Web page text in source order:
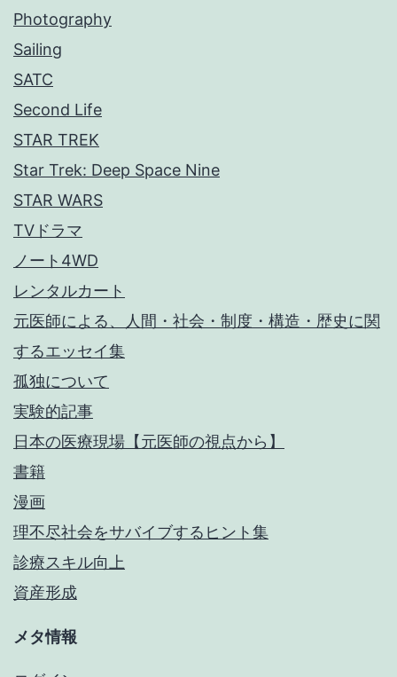
Photography
Sailing
SATC
Second Life
STAR TREK
Star Trek: Deep Space Nine
STAR WARS
TVドラマ
ノート4WD
レンタルカート
元医師による、人間・社会・制度・構造・歴史に関
するエッセイ集
孤独について
実験的記事
日本の医療現場【元医師の視点から】
書籍
漫画
理不尽社会をサバイブするヒント集
診療スキル向上
資産形成
メタ情報